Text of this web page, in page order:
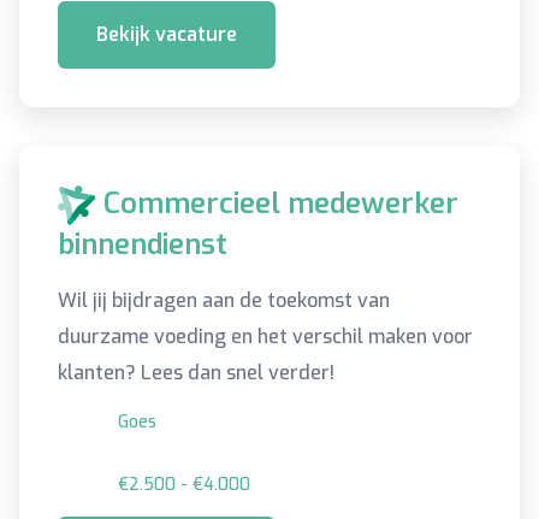
Bekijk vacature
Commercieel medewerker
binnendienst
Wil jij bijdragen aan de toekomst van
duurzame voeding en het verschil maken voor
klanten? Lees dan snel verder!
Goes
€2.500 - €4.000